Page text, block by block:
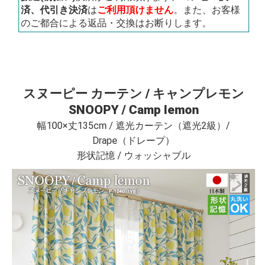
済、代引き決済はご利用頂けません。また、お客様
のご都合による返品・交換はお断りします。
スヌーピー カーテン / キャンプレモン
SNOOPY / Camp lemon
幅100×丈135cm / 遮光カーテン（遮光2級）/
Drape（ドレープ）
形状記憶 / ウォッシャブル